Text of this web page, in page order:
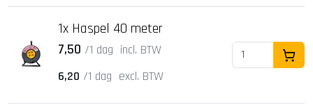
1x Haspel 40 meter
7,50 /1 dag incl. BTW
6,20 /1 dag excl. BTW
In